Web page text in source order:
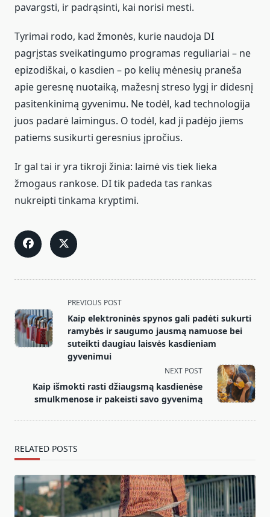
pavargsti, ir padrąsinti, kai norisi mesti.
Tyrimai rodo, kad žmonės, kurie naudoja DI
pagrįstas sveikatingumo programas reguliariai – ne
epizodiškai, o kasdien – po kelių mėnesių praneša
apie geresnę nuotaiką, mažesnį streso lygį ir didesnį
pasitenkinimą gyvenimu. Ne todėl, kad technologija
juos padarė laimingus. O todėl, kad ji padėjo jiems
patiems susikurti geresnius įpročius.
Ir gal tai ir yra tikroji žinia: laimė vis tiek lieka
žmogaus rankose. DI tik padeda tas rankas
nukreipti tinkama kryptimi.
class="nav-
subtitle
screen-
PREVIOUS POST
Kaip elektroninės spynos gali padėti sukurti
ramybės ir saugumo jausmą namuose bei
suteikti daugiau laisvės kasdieniam
gyvenimui
NEXT POST
Kaip išmokti rasti džiaugsmą kasdienėse
smulkmenose ir pakeisti savo gyvenimą
RELATED POSTS